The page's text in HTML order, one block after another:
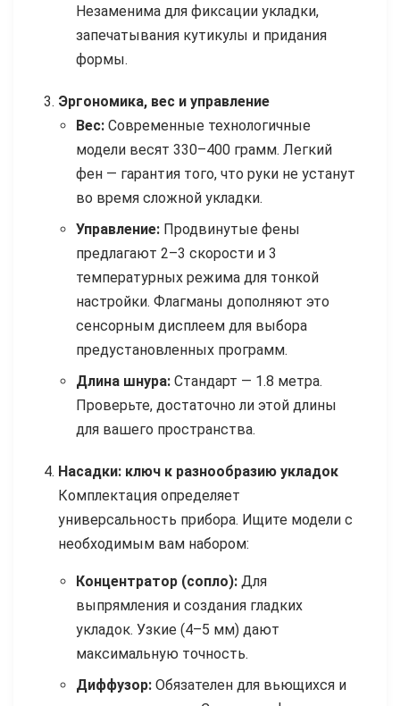
Незаменима для фиксации укладки,
запечатывания кутикулы и придания
формы.
Эргономика, вес и управление
Вес: Современные технологичные
модели весят 330–400 грамм. Легкий
фен — гарантия того, что руки не устанут
во время сложной укладки.
Управление: Продвинутые фены
предлагают 2–3 скорости и 3
температурных режима для тонкой
настройки. Флагманы дополняют это
сенсорным дисплеем для выбора
предустановленных программ.
Длина шнура: Стандарт — 1.8 метра.
Проверьте, достаточно ли этой длины
для вашего пространства.
Насадки: ключ к разнообразию укладок
Комплектация определяет
универсальность прибора. Ищите модели с
необходимым вам набором:
Концентратор (сопло): Для
выпрямления и создания гладких
укладок. Узкие (4–5 мм) дают
максимальную точность.
Диффузор: Обязателен для вьющихся и